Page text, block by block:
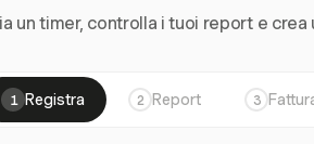
un timer, controlla i tuoi report e
1 Registra 2 Report 3